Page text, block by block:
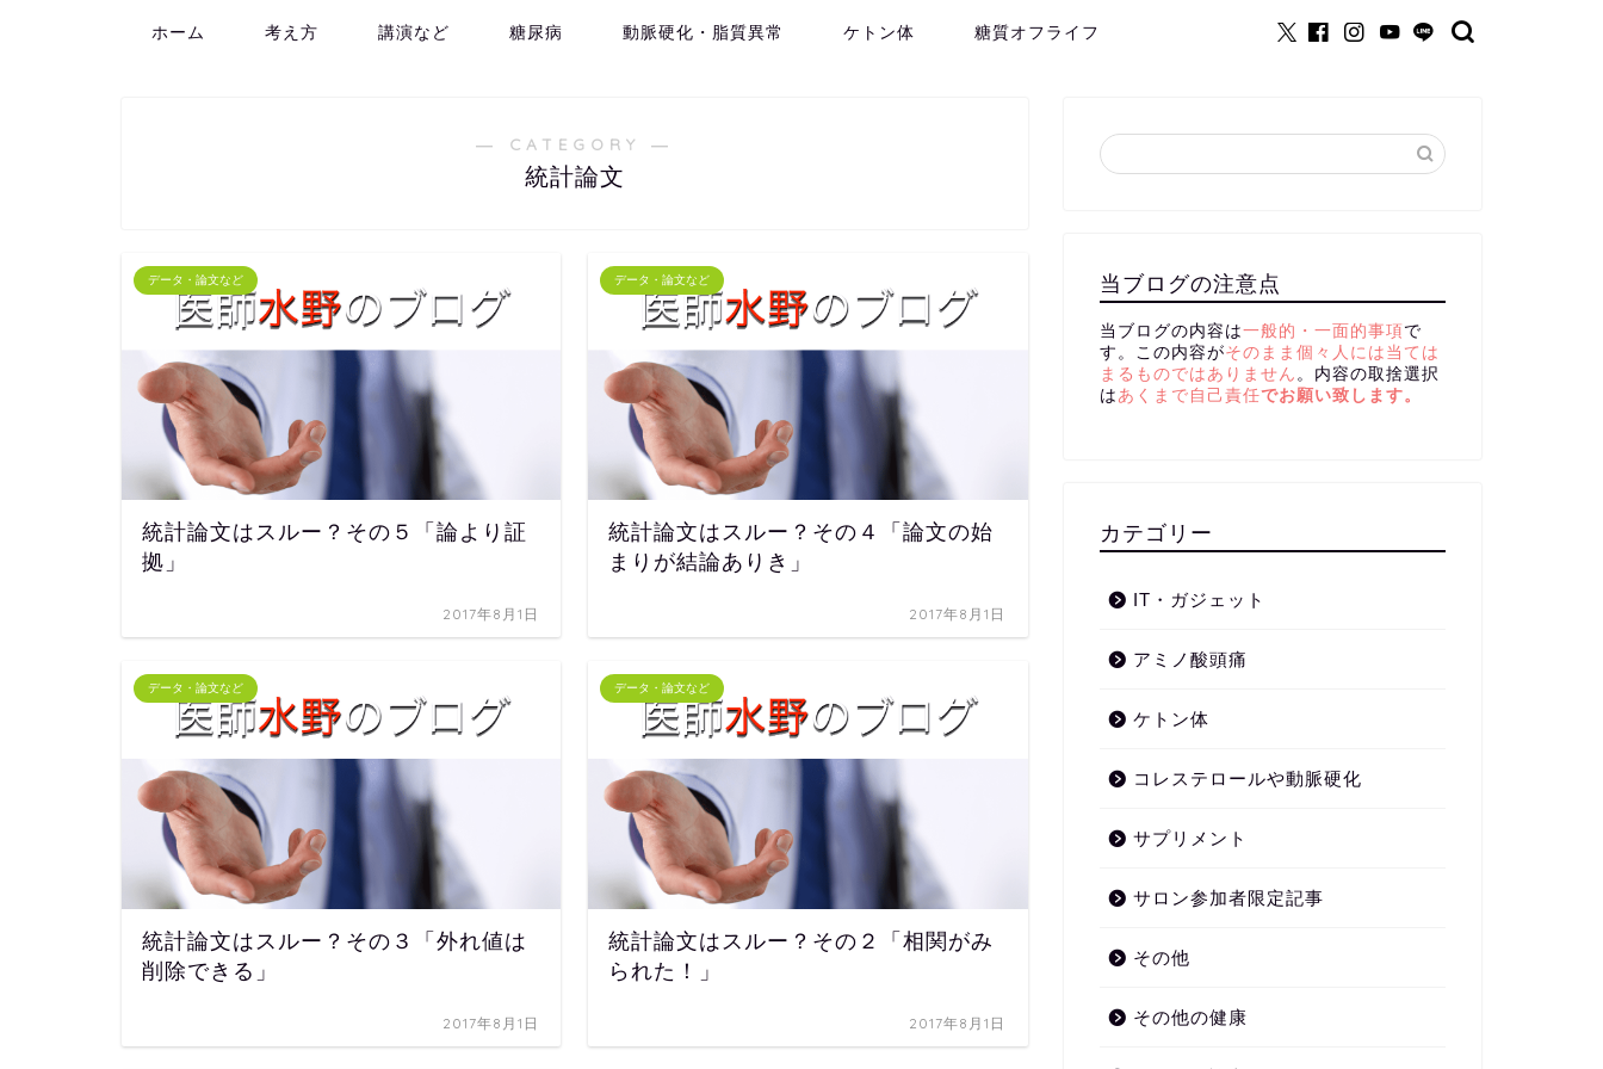
ホーム 考え方 講演など 糖尿病 動脈硬化・脂質異常 ケトン体 糖質オフライフ
― CATEGORY ―
統計論文
データ・論文など
統計論文はスルー？その５「論より証
拠」
2017年8月1日
データ・論文など
統計論文はスルー？その４「論文の始
まりが結論ありき」
2017年8月1日
データ・論文など
統計論文はスルー？その３「外れ値は
削除できる」
2017年8月1日
データ・論文など
統計論文はスルー？その２「相関がみ
られた！」
2017年8月1日
当ブログの注意点
当ブログの内容は一般的・一面的事項 で
す。この内容がそのまま個々人には当ては
まるものではありません 。内容の取捨選択
は あくまで自己責任でお願い致します。
カテゴリー
IT・ガジェット
アミノ酸頭痛
ケトン体
コレステロールや動脈硬化
サプリメント
サロン参加者限定記事
その他
その他の健康